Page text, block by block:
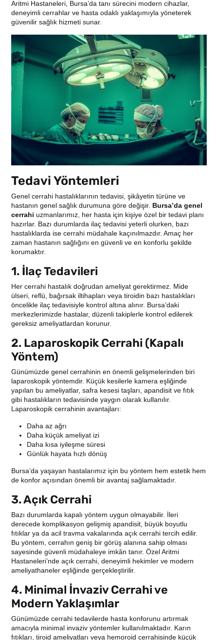
Aritmi Hastaneleri, Bursa’da tanı sürecini modern cihazlar,
deneyimli cerrahlar ve hasta odaklı yaklaşımıyla yöneterek
güvenilir sağlık hizmeti sunar.
Tedavi Yöntemleri
Genel cerrahi hastalıklarının tedavisi, şikâyetin türüne ve
hastanın genel sağlık durumuna göre değişir. Bursa’da genel
cerrahi uzmanlarımız, her hasta için kişiye özel bir tedavi planı
hazırlar. Bazı durumlarda ilaç tedavisi yeterli olurken, bazı
hastalıklarda ise cerrahi müdahale kaçınılmazdır. Amaç her
zaman hastanın sağlığını en güvenli ve en konforlu şekilde
korumaktır.
1. İlaç Tedavileri
Her cerrahi hastalık doğrudan ameliyat gerektirmez. Mide
ülseri, reflü, bağırsak iltihapları veya tiroidin bazı hastalıkları
öncelikle ilaç tedavisiyle kontrol altına alınır. Bursa’daki
merkezlerimizde hastalar, düzenli takiplerle kontrol edilerek
gereksiz ameliyatlardan korunur.
2. Laparoskopik Cerrahi (Kapalı
Yöntem)
Günümüzde genel cerrahinin en önemli gelişmelerinden biri
laparoskopik yöntemdir. Küçük kesilerle kamera eşliğinde
yapılan bu ameliyatlar, safra kesesi taşları, apandisit ve fıtık
gibi hastalıkların tedavisinde yaygın olarak kullanılır.
Laparoskopik cerrahinin avantajları:
Daha az ağrı
Daha küçük ameliyat izi
Daha kısa iyileşme süresi
Günlük hayata hızlı dönüş
Bursa’da yaşayan hastalarımız için bu yöntem hem estetik hem
de konfor açısından önemli bir avantaj sağlamaktadır.
3. Açık Cerrahi
Bazı durumlarda kapalı yöntem uygun olmayabilir. İleri
derecede komplikasyon gelişmiş apandisit, büyük boyutlu
fıtıklar ya da acil travma vakalarında açık cerrahi tercih edilir.
Bu yöntem, cerrahın geniş bir görüş alanına sahip olması
sayesinde güvenli müdahaleye imkân tanır. Özel Aritmi
Hastaneleri’nde açık cerrahi, deneyimli hekimler ve modern
ameliyathaneler eşliğinde gerçekleştirilir.
4. Minimal İnvaziv Cerrahi ve
Modern Yaklaşımlar
Günümüzde cerrahi tedavilerde hasta konforunu artırmak
amacıyla minimal invaziv yöntemler kullanılmaktadır. Karın
fıtıkları, tiroid ameliyatları veya hemoroid cerrahisinde küçük